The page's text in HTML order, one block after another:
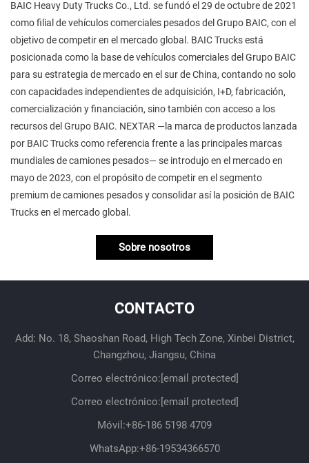
BAIC Heavy Duty Trucks Co., Ltd. se fundó el 29 de octubre de 2021
como filial de vehículos comerciales pesados del Grupo BAIC, con el
objetivo de competir en el mercado global. BAIC Trucks está
posicionada como la base de vehículos comerciales del Grupo BAIC
para su estrategia de mercado en el sur de China, contando no solo
con capacidades independientes de adquisición, I+D, fabricación,
comercialización y financiación, sino también con acceso a los
recursos del Grupo BAIC. NEXTAR —la marca de productos lanzada
por BAIC Trucks como referencia frente a las principales marcas
mundiales de camiones pesados— se introdujo en el mercado en
mayo de 2023, con el propósito de competir en el segmento
premium de camiones pesados y consolidar así la posición de BAIC
Trucks en el mercado global.
Sobre nosotros
CONTACTO
Add: No. 18, Shaoshan Road, High Tech Zone, Xinbei District,
Changzhou, Jiangsu, China
Correo electrónico:[email protected]
Correo electrónico:[email protected]
Móvil:+86-186 5198 4709
WhatsApp:+86-19534366570